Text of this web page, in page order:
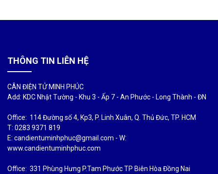
THÔNG TIN LIÊN HỆ
CÂN ĐIỆN TỬ MINH PHÚC
Add: KDC Nhật Tường - Khu 3 - Ấp 7 - An Phước - Long Thành - ĐN
Office: 114 Đường số 4, Kp3, P. Linh Xuân, Q. Thủ Đức, TP. HCM
T: 0283 9371 819
E: candientuminhphuc@gmail.com - W:
www.candientuminhphuc.com
Office: 331 Phùng Hưng P.Tam Phước TP Biên Hòa Đồng Nai